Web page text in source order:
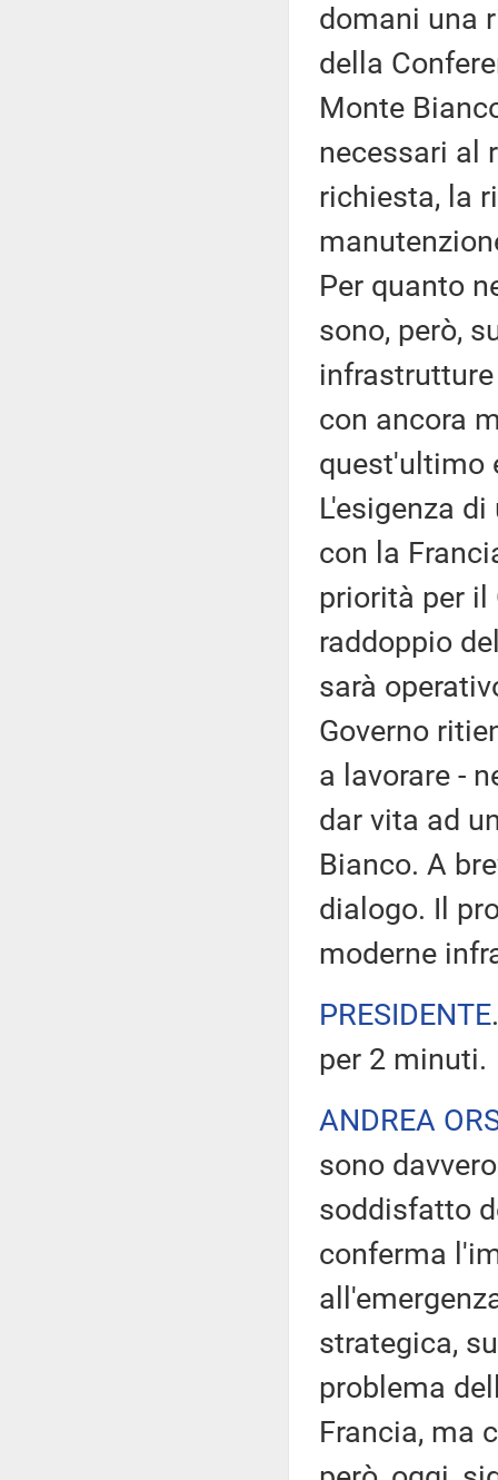
domani una
della
Monte
necessari al
richiesta, la
Per quanto
sono, però,
con ancora
quest'ultimo
L'esigenza
con la
priorità per il
raddoppio
sarà
Governo
a lavorare -
dar vita ad
Bianco. A
dialogo. Il
moderne
PRESIDENTE
per 2 minuti.
ANDREA
sono
soddisfatto
conferma
strategica,
problema
Francia, ma